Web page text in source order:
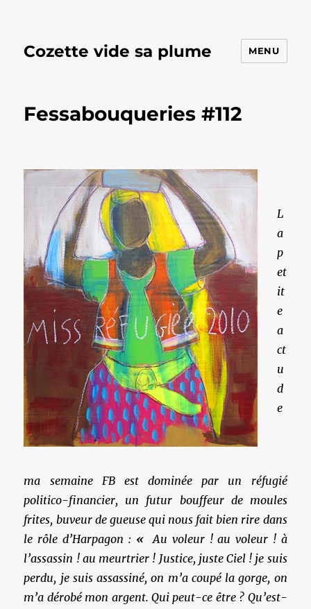
Cozette vide sa plume MENU
Fessabouqueries #112
L
a
p
et
it
e
a
ct
u
d
e
ma semaine FB est dominée par un réfugié
politico-financier, un futur bouffeur de moules
frites, buveur de gueuse qui nous fait bien rire dans
le rôle d’Harpagon : « Au voleur ! au voleur ! à
l’assassin ! au meurtrier ! Justice, juste Ciel ! je suis
perdu, je suis assassiné, on m’a coupé la gorge, on
m’a dérobé mon argent. Qui peut-ce être ? Qu’est-